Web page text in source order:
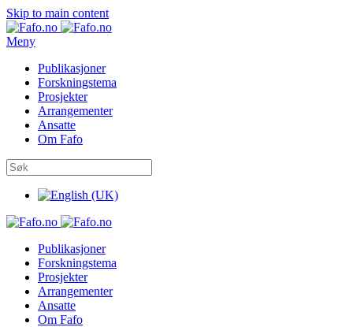
Skip to main content
Meny
Publikasjoner
Forskningstema
Prosjekter
Arrangementer
Ansatte
Om Fafo
Publikasjoner
Forskningstema
Prosjekter
Arrangementer
Ansatte
Om Fafo